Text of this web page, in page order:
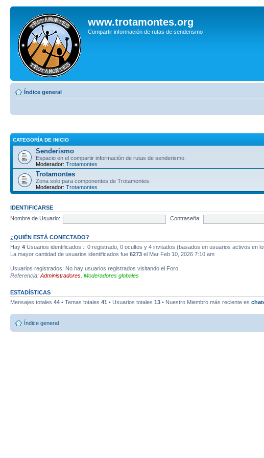
www.trotamontes.org
Compartir información de rutas de senderismo
Índice general
CATEGORÍA DE INICIO
Senderismo
Espacio en el compartir información de rutas de senderismo.
Moderador: Trotamontes
Trotamontes
Zona solo para componentes de Trotamontes.
Moderador: Trotamontes
IDENTIFICARSE
Nombre de Usuario:
Contraseña:
¿QUIÉN ESTÁ CONECTADO?
Hay 4 Usuarios identificados :: 0 registrado, 0 ocultos y 4 invitados (basados en usuarios activos en
La mayor cantidad de usuarios identificados fue 6273 el Mar Feb 10, 2026 7:10 am
Usuarios registrados: No hay usuarios registrados visitando el Foro
Referencia: Administradores Moderadores globales
ESTADÍSTICAS
Mensajes totales 44 • Temas totales 41 • Usuarios totales 13 • Nuestro Miembro más reciente es
Índice general